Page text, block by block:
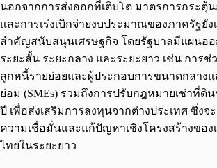
นอกจากการส่งออกที่เติบโต มาตรการกระตุ้
และการเร่งเบิกจ่ายงบประมาณของภาครัฐยัง
สำคัญสนับสนุนเศรษฐกิจ โดยรัฐบาลมีแผนอ
ระยะสั้น ระยะกลาง และระยะยาว เช่น การช่
ลูกหนี้รายย่อยและผู้ประกอบการขนาดกลาง
ย่อม (SMEs) รวมถึงการปรับกฎหมายเช่าที่ดิน
ปี เพื่อส่งเสริมการลงทุนจากต่างประเทศ ซึ่งจ
ความเชื่อมั่นและแก้ปัญหาเชิงโครงสร้างของ
ไทยในระยะยาว